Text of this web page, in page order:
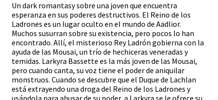
Un dark romantasy sobre una joven que encuentra
esperanza en sus poderes destructivos. El Reino de los
Ladrones es un lugar oculto en el mundo de Aadlior.
Muchos susurran sobre su existencia, pero pocos lo han
encontrado. Allí, el misterioso Rey Ladrón gobierna con la
ayuda de las Mousai, un trío de hechiceras veneradas y
temidas. Larkyra Bassette es la más joven de las Mousai,
pero cuando canta, su voz tiene el poder de aniquilar
monstruos. Cuando se descubre que el Duque de Lachlan
está extrayendo una droga del Reino de los Ladrones y